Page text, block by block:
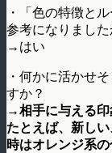
・「色の特徴と
参考になりまし
→はい
・何かに活かせ
すか？
→相手に与える印
たとえば、新し
時はオレンジ系の